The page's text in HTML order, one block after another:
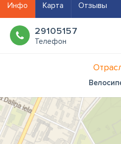
Инфо Карта Отзывы
29105157
Телефон